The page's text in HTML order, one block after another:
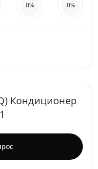
0% 0%
Кондиционер